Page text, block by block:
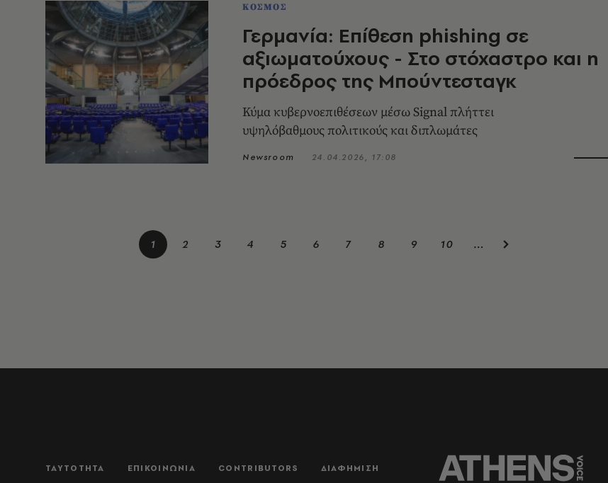
ΚΟΣΜΟΣ
Γερμανία: Επίθεση phishing σε
αξιωματούχους - Στο στόχαστρο και η
πρόεδρος της Μπούντεσταγκ
Κύμα κυβερνοεπιθέσεων μέσω Signal πλήττει
υψηλόβαθμους πολιτικούς και διπλωμάτες
Newsroom 24.04.2026, 17:08
1 2 3 4 5 6 7 8 9 10 …
ΤΑΥΤΟΤΗΤΑ ΕΠΙΚΟΙΝΩΝΙΑ CONTRIBUTORS ΔΙΑΦΗΜΙΣΗ